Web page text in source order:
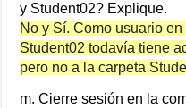
y Student02? Explique.
No y Sí. Como usuario
Student02 todavía tiene
pero no a la carpeta
m. Cierre sesión en la